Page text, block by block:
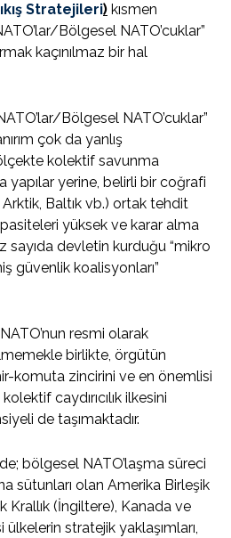
Stratejileri) kısmen
Bölgesel NATO’cuklar”
kaçınılmaz bir hal
Bölgesel NATO’cuklar”
çok da yanlış
kolektif savunma
yapılar yerine, belirli bir coğrafi
Baltık vb.) ortak tehdit
yüksek ve karar alma
sayıda devletin kurduğu “mikro
güvenlik koalisyonları”
resmi olarak
birlikte, örgütün
komuta zincirini ve en önemlisi
caydırıcılık ilkesini
de taşımaktadır.
bölgesel NATO’laşma süreci
sütunları olan Amerika Birleşik
Krallık (İngiltere), Kanada ve
stratejik yaklaşımları,